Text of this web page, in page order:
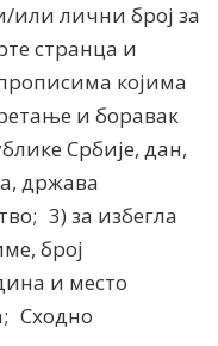
лични број за
странца и
којима
и боравак
Србије, дан,
држава
3) за избегла
број
и место
Сходно